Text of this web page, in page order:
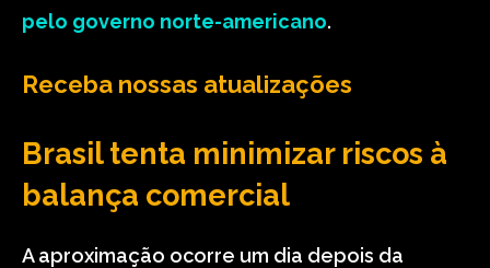
pelo governo norte-americano.
Receba nossas atualizações
Brasil tenta minimizar riscos à
balança comercial
A aproximação ocorre um dia depois da